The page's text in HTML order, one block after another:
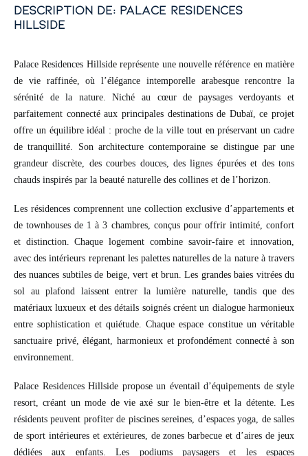
description de: palace residences
hillside
Palace Residences Hillside représente une nouvelle référence en matière
de vie raffinée, où l’élégance intemporelle arabesque rencontre la
sérénité de la nature. Niché au cœur de paysages verdoyants et
parfaitement connecté aux principales destinations de Dubaï, ce projet
offre un équilibre idéal : proche de la ville tout en préservant un cadre
de tranquillité. Son architecture contemporaine se distingue par une
grandeur discrète, des courbes douces, des lignes épurées et des tons
chauds inspirés par la beauté naturelle des collines et de l’horizon.
Les résidences comprennent une collection exclusive d’appartements et
de townhouses de 1 à 3 chambres, conçus pour offrir intimité, confort
et distinction. Chaque logement combine savoir-faire et innovation,
avec des intérieurs reprenant les palettes naturelles de la nature à travers
des nuances subtiles de beige, vert et brun. Les grandes baies vitrées du
sol au plafond laissent entrer la lumière naturelle, tandis que des
matériaux luxueux et des détails soignés créent un dialogue harmonieux
entre sophistication et quiétude. Chaque espace constitue un véritable
sanctuaire privé, élégant, harmonieux et profondément connecté à son
environnement.
Palace Residences Hillside propose un éventail d’équipements de style
resort, créant un mode de vie axé sur le bien-être et la détente. Les
résidents peuvent profiter de piscines sereines, d’espaces yoga, de salles
de sport intérieures et extérieures, de zones barbecue et d’aires de jeux
dédiées aux enfants. Les podiums paysagers et les espaces